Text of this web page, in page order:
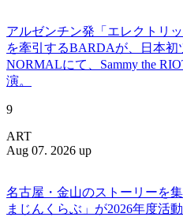
アルゼンチン発「エレクトリ
を牽引するBARDAが、日本初
NORMALにて、Sammy the
演。
9
ART
Aug 07. 2026 up
名古屋・金山のストーリーを
まじんくらぶ」が2026年度活